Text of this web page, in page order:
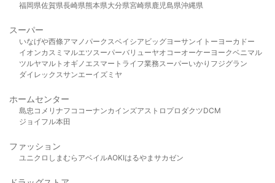
福岡県佐賀県長崎県熊本県大分県宮崎県鹿児島県沖縄県
スーパー
いなげや西條アマノパークスベイシア ビッグヨーサンイトーヨーカドー
イオンカスミ マルエツスーパーバリューヤオコーオーケー ヨークベニマル
ツルヤマルト オギノ エスマート ライフ業務スーパーいかり フジグラン
ダイレックスサンエーイズミヤ
ホームセンター
島忠 コメリ ナフコ コーナンカインズアストロプロダクツDCM
ジョイフル本田
ファッション
ユニクロ しまむら アベイルAOKIはるやま サカゼン